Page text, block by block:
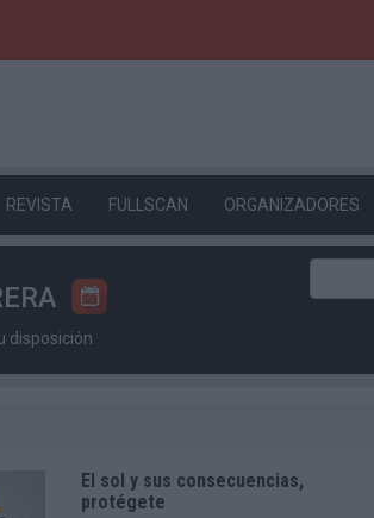
REVISTA FULLSCAN ORGANIZADORES
disposición
El sol y sus consecuencias,
protégete